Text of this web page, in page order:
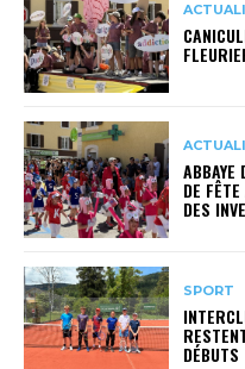
DE
DES
SPORT
DÉBUTS